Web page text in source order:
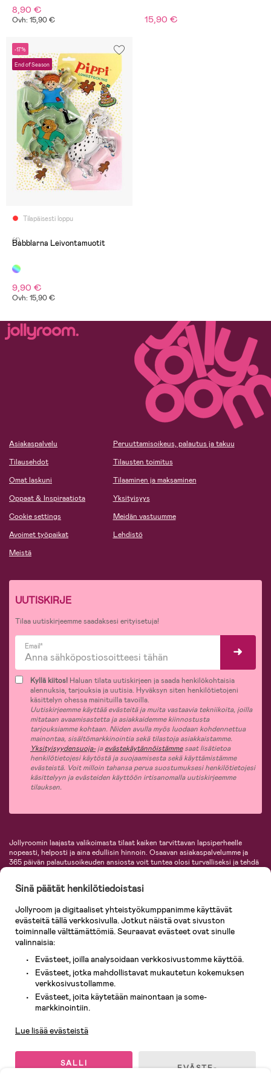
8,90 €
Ovh: 15,90 € 15,90 €
-17%
End of Season
Tilapäisesti loppu
(1)
Babblarna Leivontamuotit
9,90 €
Ovh: 15,90 €
Asiakaspalvelu
Tilausehdot
Omat laskuni
Oppaat & Inspiraatiota
Cookie settings
Avoimet työpaikat
Meistä
Peruuttamisoikeus, palautus ja takuu
Tilausten toimitus
Tilaaminen ja maksaminen
Yksityisyys
Meidän vastuumme
Lehdistö
UUTISKIRJE
Tilaa uutiskirjeemme saadaksesi erityisetuja!
Email*
Kyllä kiitos! Haluan tilata uutiskirjeen ja saada henkilökohtaisia
alennuksia, tarjouksia ja uutisia. Hyväksyn siten henkilötietojeni
käsittelyn ohessa mainituilla tavoilla.
Uutiskirjeemme käyttää evästeitä ja muita vastaavia tekniikoita, joilla
mitataan avaamisastetta ja asiakkaidemme kiinnostusta
tarjouksiamme kohtaan. Niiden avulla myös luodaan kohdennettua
mainontaa, sisältömarkkinointia sekä tilastoja asiakkaistamme.
Yksityisyydensuoja-jaevästekäytännöistämmesaat lisätietoa
henkilötietojesi käytöstä ja suojaamisesta sekä käyttämistämme
evästeistä. Voit milloin tahansa perua suostumuksesi henkilötietojesi
käsittelyyn ja evästeiden käyttöön irtisanomalla uutiskirjeemme
tilauksen.
Jollyroomin laajasta valikoimasta tilaat kaiken tarvittavan lapsiperheelle
nopeasti, helposti ja aina edullisin hinnoin. Osaavan asiakaspalvelumme ja
365 päivän palautusoikeuden ansiosta voit tuntea olosi turvalliseksi ja tehdä
lastentarvikkeita sekä paljon muuta. Meiltä löydät lukuisia tunnettuja
KidKraft, Ergobaby, Philips Avent, Neonate, Cybex, LEGO ja monia muita!
Tervetuloa shoppailemaan Pohjoismaiden suurimpaan lastentarvikkeiden
verkkokauppaan!
Sinä päätät henkilötiedoistasi
Jollyroom ja digitaaliset yhteistyökumppanimme käyttävät
evästeitä tällä verkkosivulla. Jotkut näistä ovat sivuston
toiminnalle välttämättömiä. Seuraavat evästeet ovat sinulle
valinnaisia:
Evästeet, joilla analysoidaan verkkosivustomme käyttöä.
Evästeet, jotka mahdollistavat mukautetun kokemuksen
verkkosivustollamme.
Evästeet, joita käytetään mainontaan ja some-
markkinointiin.
Lue lisää evästeistä
SALLI
EVÄSTE-